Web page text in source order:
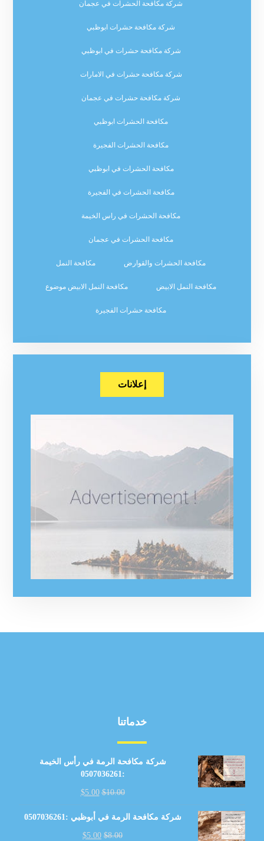
شركة مكافحة الحشرات في عجمان
شركة مكافحة حشرات ابوظبي
شركة مكافحة حشرات في ابوظبي
شركة مكافحة حشرات في الامارات
شركة مكافحة حشرات في عجمان
مكافحة الحشرات ابوظبي
مكافحة الحشرات الفجيرة
مكافحة الحشرات في ابوظبي
مكافحة الحشرات في الفجيرة
مكافحة الحشرات في راس الخيمة
مكافحة الحشرات في عجمان
مكافحة الحشرات والقوارض مكافحة النمل
مكافحة النمل الابيض مكافحة النمل الابيض موضوع
مكافحة حشرات الفجيرة
إعلانات
خدماتنا
شركة مكافحة الرمة في رأس الخيمة
:0507036261
$10.00
$5.00
شركة مكافحة الرمة في أبوظبي :0507036261
$8.00
$5.00